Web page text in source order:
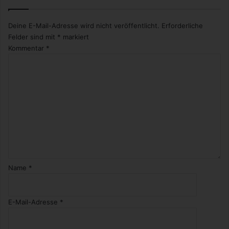
Deine E-Mail-Adresse wird nicht veröffentlicht.
Erforderliche
Felder sind mit * markiert
Kommentar *
Name *
E-Mail-Adresse *